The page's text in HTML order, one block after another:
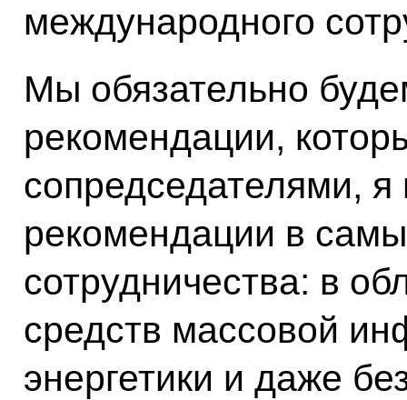
международного
Мы обязательно
рекомендации,
сопредседателями,
рекомендации в
сотрудничества: в
средств массовой
энергетики и даже